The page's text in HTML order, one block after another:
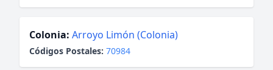
Colonia: Arroyo Limón (Colonia)
Códigos Postales: 70984